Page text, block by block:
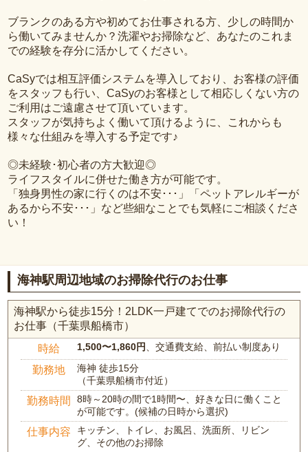
ブランクのある方や初めてお仕事される方、少しの時間か
ら働いてみませんか？洗濯やお掃除など、あなたのこれま
での経験を存分に活かしてください。
CaSyでは相互評価システムを導入しており、お客様の評価
をスタッフも行い、CaSyのお客様として相応しくない方の
ご利用はご遠慮させて頂いています。
スタッフが気持ちよく働いて頂けるように、これからも
様々な仕組みを導入する予定です♪
◎未経験･初心者の方大歓迎◎
ライフスタイルに併せた働き方が可能です。
「独身男性の家に行くのは不安･･･」「ペットアレルギーが
あるから不安･･･」など些細なことでも気軽にご相談くださ
い！
海神駅周辺地域のお掃除代行のお仕事
海神駅から徒歩15分！2LDK一戸建てでのお掃除代行の
お仕事（千葉県船橋市）
時給 1,500〜1,860円、交通費支給、前払い制度あり
勤務地
海神 徒歩15分
（千葉県船橋市付近）
勤務時間
8時～20時の間で1時間〜、好きな日に働くこと
が可能です。(候補の日時から選択)
仕事内容
キッチン、トイレ、お風呂、洗面所、リビン
グ、その他のお掃除